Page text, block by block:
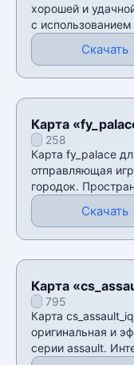
хорошей и
с использованием
Скачать
Карта
258
Карта fy_palace
отправляющая
городок.
Скачать
Карта
795
Карта
оригинальная и
серии assault.